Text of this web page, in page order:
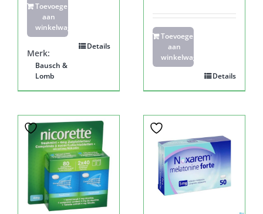
Toevoegen
aan
winkelwagen
Details
Merk:
Bausch &
Lomb
Toevoegen
aan
winkelwagen
Details